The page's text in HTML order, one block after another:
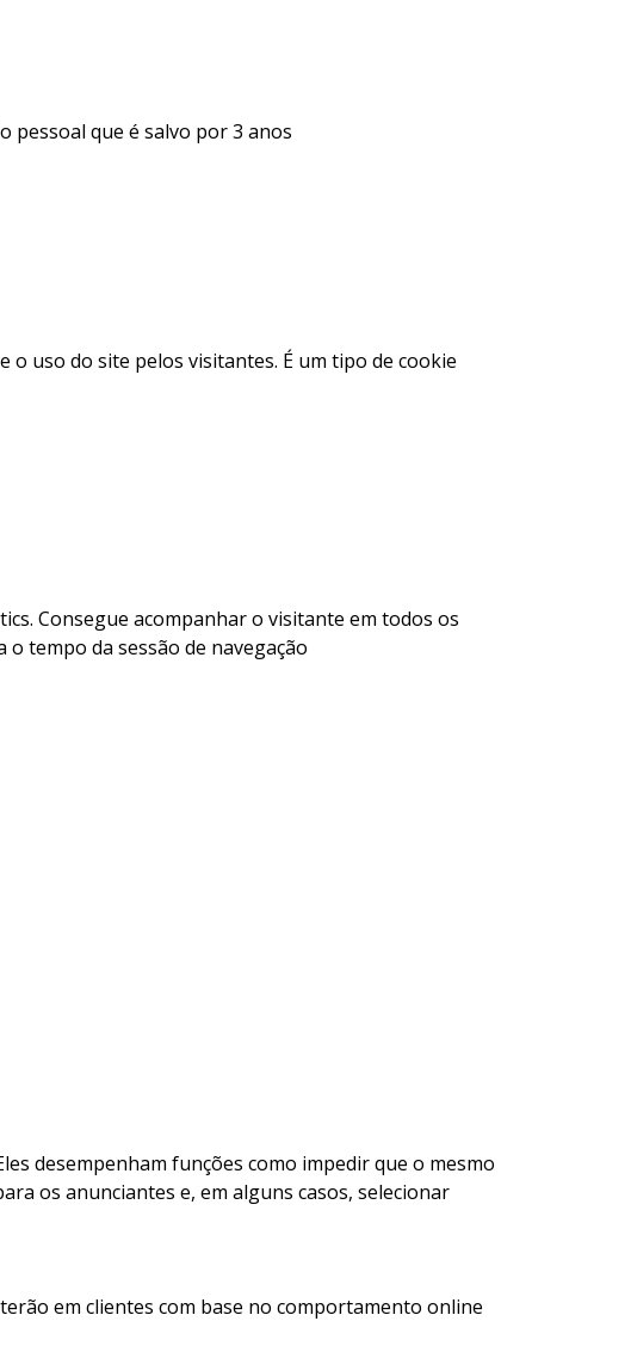
pessoal que é salvo por 3 anos
uso do site pelos visitantes. É um tipo de cookie
Consegue acompanhar o visitante em todos os
tempo da sessão de navegação
desempenham funções como impedir que o mesmo
os anunciantes e, em alguns casos, selecionar
em clientes com base no comportamento online